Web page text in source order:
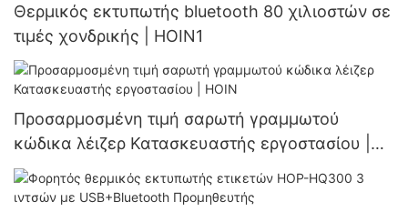
Θερμικός εκτυπωτής bluetooth 80 χιλιοστών σε
τιμές χονδρικής | HOIN1
Προσαρμοσμένη τιμή σαρωτή γραμμωτού
κώδικα λέιζερ Κατασκευαστής εργοστασίου |
HOIN